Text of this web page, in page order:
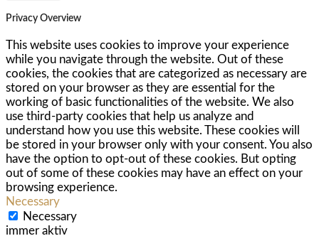
Privacy Overview
This website uses cookies to improve your experience
while you navigate through the website. Out of these
cookies, the cookies that are categorized as necessary are
stored on your browser as they are essential for the
working of basic functionalities of the website. We also
use third-party cookies that help us analyze and
understand how you use this website. These cookies will
be stored in your browser only with your consent. You also
have the option to opt-out of these cookies. But opting
out of some of these cookies may have an effect on your
browsing experience.
Necessary
Necessary
immer aktiv